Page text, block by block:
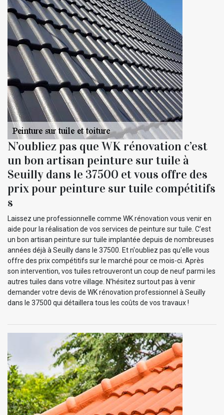
N’oubliez pas que WK rénovation c’est
un bon artisan peinture sur tuile à
Seuilly dans le 37500 et vous offre des
prix pour peinture sur tuile compétitifs
s
Laissez une professionnelle comme WK rénovation vous venir en
aide pour la réalisation de vos services de peinture sur tuile. C’est
un bon artisan peinture sur tuile implantée depuis de nombreuses
années déjà à Seuilly dans le 37500. Et n'oubliez pas qu'elle vous
offre des prix compétitifs sur le marché pour ce mois-ci. Après
son intervention, vos tuiles retrouveront un coup de neuf parmi les
autres tuiles dans votre village. N’hésitez surtout pas à venir
demander votre devis de WK rénovation professionnel à Seuilly
dans le 37500 qui détaillera tous les coûts de vos travaux !